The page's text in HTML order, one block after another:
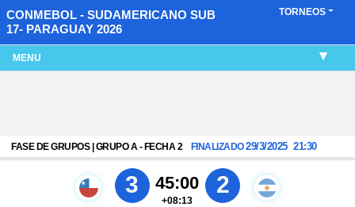
CONMEBOL - SUDAMERICANO SUB
17- PARAGUAY 2026
TORNEOS
MENU
FASE DE GRUPOS | GRUPO A - FECHA 2 FINALIZADO29/3/2025 21:30
3 45:00
+08:13
2